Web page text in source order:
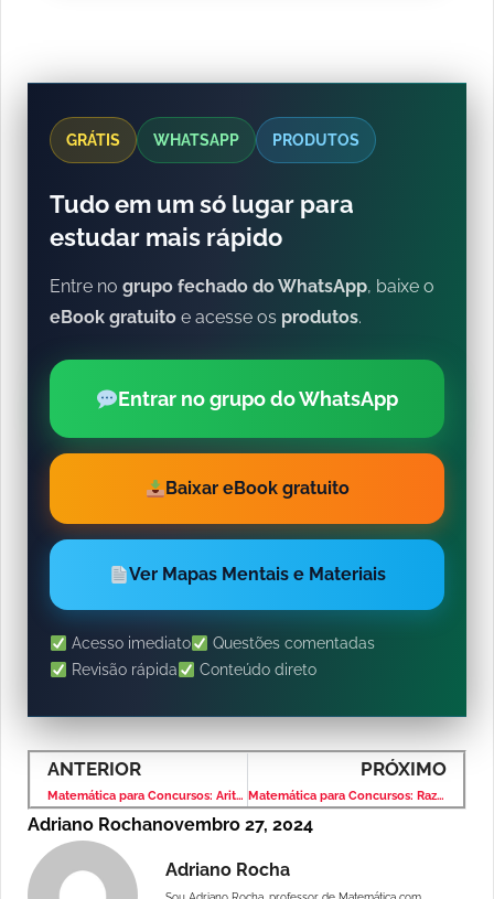
GRÁTIS WHATSAPP PRODUTOS
Tudo em um só lugar para
estudar mais rápido
Entre no grupo fechado do WhatsApp, baixe o
eBook gratuito e acesse os produtos.
Entrar no grupo do WhatsApp
Baixar eBook gratuito
Ver Mapas Mentais e Materiais
Acesso imediato
Questões comentadas
Revisão rápida
Conteúdo direto
ANTERIOR
Matemática para Concursos: Aritmética e Problemas – Banca VUNESP – Nível Fundamental
PRÓXIMO
Matemática para Concursos: Razão e Proporção – Banca VUNESP – Nível Fundamental
Adriano Rochanovembro 27, 2024
Adriano Rocha